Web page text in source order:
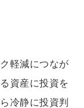
軽減につなが
資産に投資を
冷静に投資判